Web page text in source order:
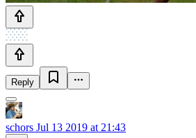
Reply
schors Jul 13 2019 at 21:43